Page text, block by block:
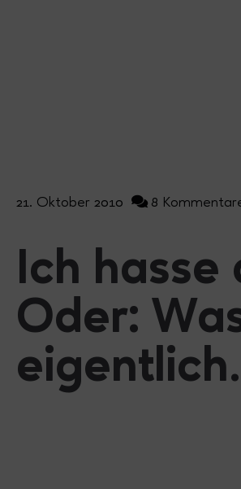
21. Oktober 2010 8
Ich hasse
Oder: